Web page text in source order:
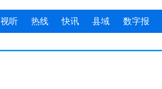
视听 热线 快讯 县域 数字报